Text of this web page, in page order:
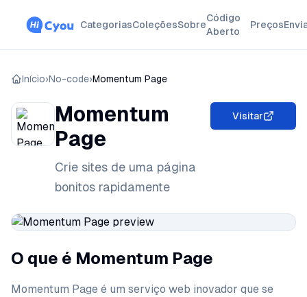
CategoriasColeçõesSobre
Código
Aberto
Preços
Início›No-code›Momentum Page
Momentum
Page
Crie sites de uma página
bonitos rapidamente
Visitar
O que é Momentum Page
Momentum Page é um serviço web inovador que se